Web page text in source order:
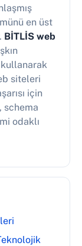
en üst
BİTLİS web
siteleri
için
schema
odaklı